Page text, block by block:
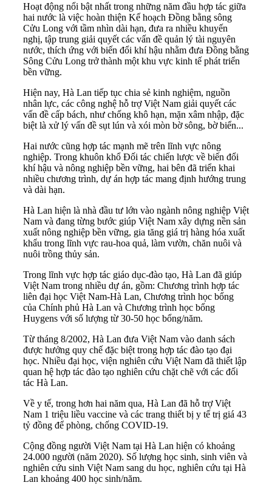
Hoạt động nổi bật nhất trong những năm đầu hợp tác giữa
hai nước là việc hoàn thiện Kế hoạch Đồng bằng sông
Cửu Long với tầm nhìn dài hạn, đưa ra nhiều khuyến
nghị, tập trung giải quyết các vấn đề quản lý tài nguyên
nước, thích ứng với biến đổi khí hậu nhằm đưa Đồng bằng
Sông Cửu Long trở thành một khu vực kinh tế phát triển
bền vững.
Hiện nay, Hà Lan tiếp tục chia sẻ kinh nghiệm, nguồn
nhân lực, các công nghệ hỗ trợ Việt Nam giải quyết các
vấn đề cấp bách, như chống khô hạn, mặn xâm nhập, đặc
biệt là xử lý vấn đề sụt lún và xói mòn bờ sông, bờ biển...
Hai nước cũng hợp tác mạnh mẽ trên lĩnh vực nông
nghiệp. Trong khuôn khổ Đối tác chiến lược về biến đổi
khí hậu và nông nghiệp bền vững, hai bên đã triển khai
nhiều chương trình, dự án hợp tác mang định hướng trung
và dài hạn.
Hà Lan hiện là nhà đầu tư lớn vào ngành nông nghiệp Việt
Nam và đang từng bước giúp Việt Nam xây dựng nền sản
xuất nông nghiệp bền vững, gia tăng giá trị hàng hóa xuất
khẩu trong lĩnh vực rau-hoa quả, làm vườn, chăn nuôi và
nuôi trồng thủy sản.
Trong lĩnh vực hợp tác giáo dục-đào tạo, Hà Lan đã giúp
Việt Nam trong nhiều dự án, gồm: Chương trình hợp tác
liên đại học Việt Nam-Hà Lan, Chương trình học bổng
của Chính phủ Hà Lan và Chương trình học bổng
Huygens với số lượng từ 30-50 học bổng/năm.
Từ tháng 8/2002, Hà Lan đưa Việt Nam vào danh sách
được hưởng quy chế đặc biệt trong hợp tác đào tạo đại
học. Nhiều đại học, viện nghiên cứu Việt Nam đã thiết lập
quan hệ hợp tác đào tạo nghiên cứu chặt chẽ với các đối
tác Hà Lan.
Về y tế, trong hơn hai năm qua, Hà Lan đã hỗ trợ Việt
Nam 1 triệu liều vaccine và các trang thiết bị y tế trị giá 43
tỷ đồng để phòng, chống COVID-19.
Cộng đồng người Việt Nam tại Hà Lan hiện có khoảng
24.000 người (năm 2020). Số lượng học sinh, sinh viên và
nghiên cứu sinh Việt Nam sang du học, nghiên cứu tại Hà
Lan khoảng 400 học sinh/năm.